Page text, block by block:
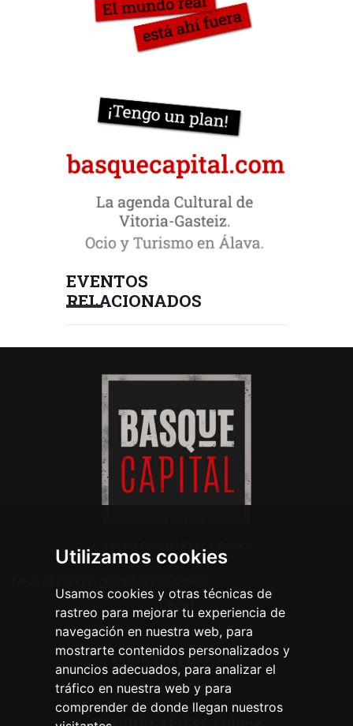
Utilizamos cookies
Usamos cookies y otras técnicas de
rastreo para mejorar tu experiencia de
navegación en nuestra web, para
mostrarte contenidos personalizados y
anuncios adecuados, para analizar el
tráfico en nuestra web y para
comprender de donde llegan nuestros
EVENTOS
RELACIONADOS
Legal
Aviso legal
Política de privacidad
Política de cookies